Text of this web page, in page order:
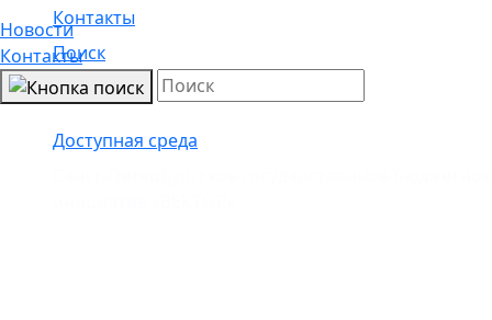
Новости
Контакты
Контакты
Поиск
Доступная среда